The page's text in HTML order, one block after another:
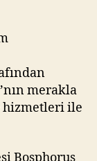
merakla
hizmetleri ile